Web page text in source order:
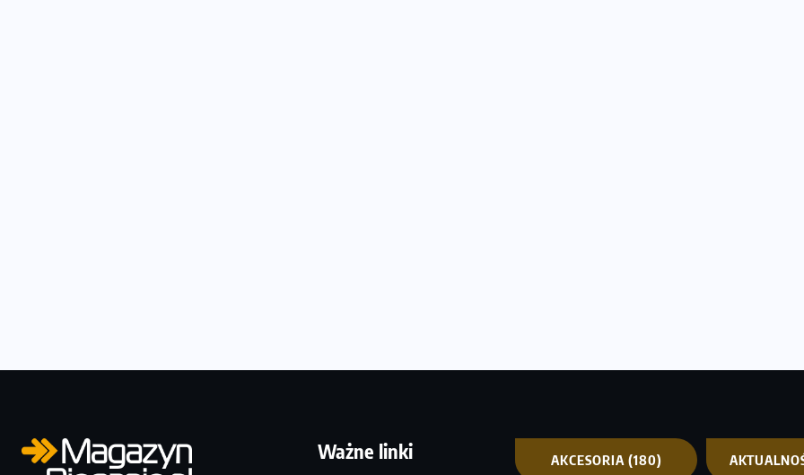
Ważne linki AKCESORIA (180)